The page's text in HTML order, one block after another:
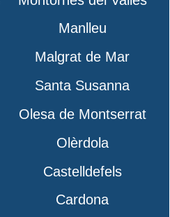
Manlleu
Malgrat de Mar
Santa Susanna
Olesa de Montserrat
Olèrdola
Castelldefels
Cardona